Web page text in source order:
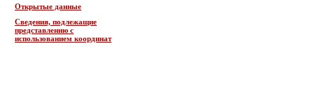
Открытые данные
Сведения, подлежащие
представлению с
использованием координат